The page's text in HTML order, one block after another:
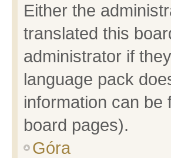
Either the
translated this
administrator if
language pack
information can be
board pages).
Góra